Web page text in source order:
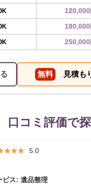
120,000
180,000
250,000
無料 見積も
口コミ評価で
5.0
ビス: 遺品整理